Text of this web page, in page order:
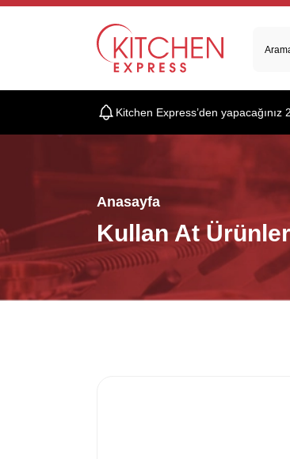
Kitchen Express’den
Anasayfa
Kullan At Ürünler